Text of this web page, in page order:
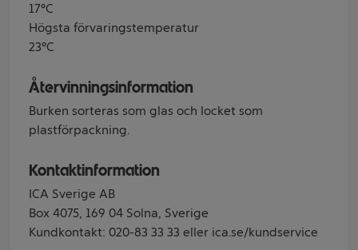
17°C
Högsta förvaringstemperatur
23°C
Återvinningsinformation
Burken sorteras som glas och locket som
plastförpackning.
Kontaktinformation
ICA Sverige AB
Box 4075, 169 04 Solna, Sverige
Kundkontakt: 020-83 33 33 eller ica.se/kundservice